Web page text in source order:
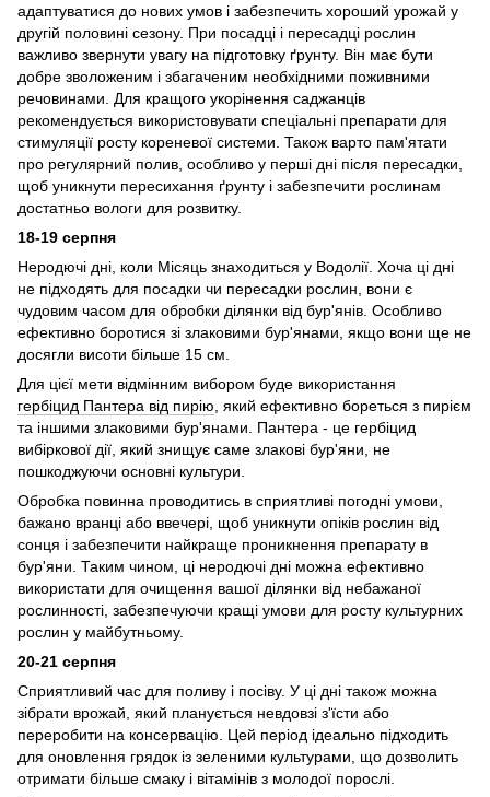
адаптуватися до нових умов і забезпечить хороший урожай у
другій половині сезону. При посадці і пересадці рослин
важливо звернути увагу на підготовку ґрунту. Він має бути
добре зволоженим і збагаченим необхідними поживними
речовинами. Для кращого укорінення саджанців
рекомендується використовувати спеціальні препарати для
стимуляції росту кореневої системи. Також варто пам'ятати
про регулярний полив, особливо у перші дні після пересадки,
щоб уникнути пересихання ґрунту і забезпечити рослинам
достатньо вологи для розвитку.
18-19 серпня
Неродючі дні, коли Місяць знаходиться у Водолії. Хоча ці дні
не підходять для посадки чи пересадки рослин, вони є
чудовим часом для обробки ділянки від бур'янів. Особливо
ефективно боротися зі злаковими бур'янами, якщо вони ще не
досягли висоти більше 15 см.
Для цієї мети відмінним вибором буде використання
гербіцид Пантера від пирію, який ефективно бореться з пирієм
та іншими злаковими бур'янами. Пантера - це гербіцид
вибіркової дії, який знищує саме злакові бур'яни, не
пошкоджуючи основні культури.
Обробка повинна проводитись в сприятливі погодні умови,
бажано вранці або ввечері, щоб уникнути опіків рослин від
сонця і забезпечити найкраще проникнення препарату в
бур'яни. Таким чином, ці неродючі дні можна ефективно
використати для очищення вашої ділянки від небажаної
рослинності, забезпечуючи кращі умови для росту культурних
рослин у майбутньому.
20-21 серпня
Сприятливий час для поливу і посіву. У ці дні також можна
зібрати врожай, який планується невдовзі з'їсти або
переробити на консервацію. Цей період ідеально підходить
для оновлення грядок із зеленими культурами, що дозволить
отримати більше смаку і вітамінів з молодої порослі.